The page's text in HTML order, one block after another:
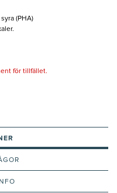
(PHA)
för tillfället.